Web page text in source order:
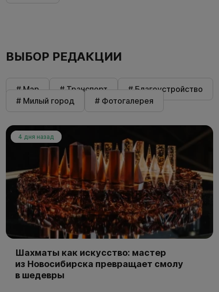
ВЫБОР РЕДАКЦИИ
# Мэр # Транспорт
# Благоустройство
# Милый город
# Фотогалерея
4 дня назад
Шахматы как искусство: мастер
из Новосибирска превращает смолу
в шедевры